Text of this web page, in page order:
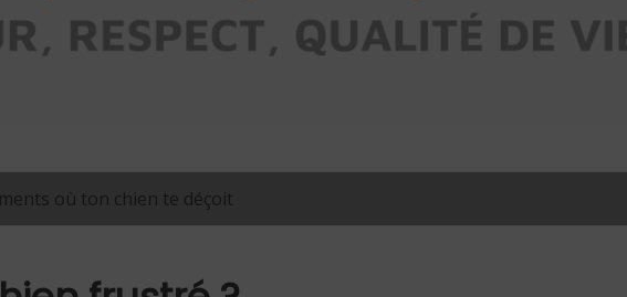
où ton chien te déçoit